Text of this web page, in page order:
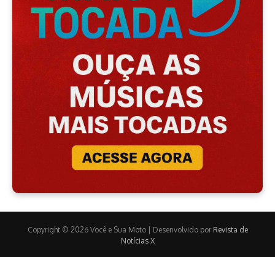
Copyright © 2026 Você e Sua Moto | Desenvolvido por Revista de
Notícias X